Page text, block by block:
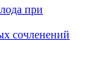
при
сочленений